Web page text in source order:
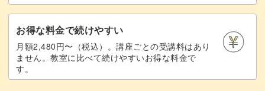
お得な料金で続けやすい
月額2,480円〜（税込）。講座ごとの受講料はあり
ません。教室に比べて続けやすいお得な料金で
す。